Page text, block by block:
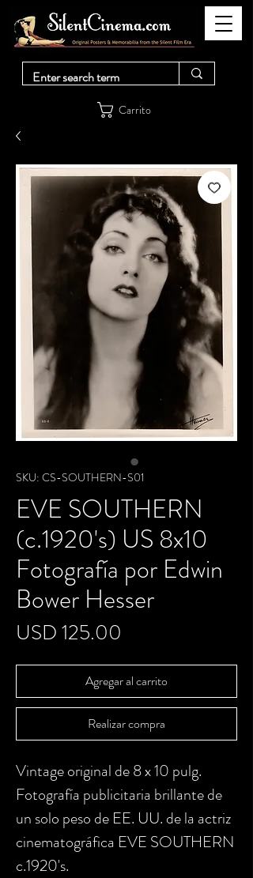
Carrito
SKU: CS-SOUTHERN-S01
EVE SOUTHERN
(c.1920's) US 8x10
Fotografía por Edwin
Bower Hesser
USD 125.00
Agregar al carrito
Realizar compra
Vintage original de 8 x 10 pulg.
Fotografía publicitaria brillante de
un solo peso de EE. UU. de la actriz
cinematográfica EVE SOUTHERN
c.1920's.